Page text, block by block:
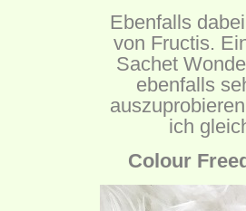
Ebenfalls
von Fructis.
Sachet
ebenfalls
ich
Colour